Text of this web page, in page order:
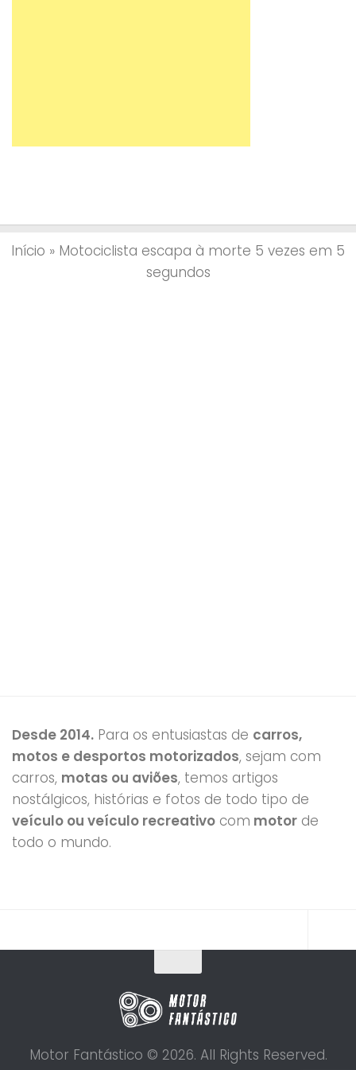
Início » Motociclista escapa à morte 5 vezes em 5
segundos
Desde 2014. Para os entusiastas de carros,
motos e desportos motorizados, sejam com
carros, motas ou aviões, temos artigos
nostálgicos, histórias e fotos de todo tipo de
veículo ou veículo recreativo com motor de
todo o mundo.
Motor Fantástico © 2026. All Rights Reserved.